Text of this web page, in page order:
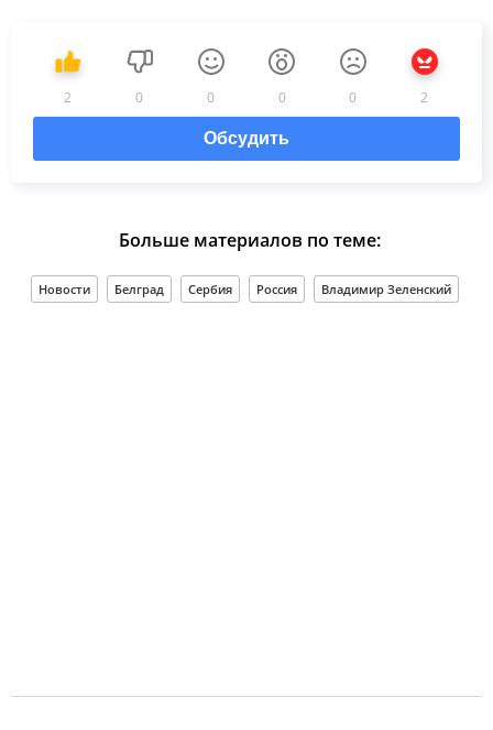
2 0 0 0 0 2
Обсудить
Больше материалов по теме:
Новости Белград Сербия Россия Владимир Зеленский